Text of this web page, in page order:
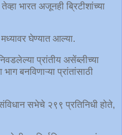
भारत अजूनही ब्रिटीशांच्या
घेण्यात आल्या.
प्रांतीय असेंब्लीच्या
बनविणाऱ्या प्रांतांसाठी
सभेचे २९९ प्रतिनिधी होते,